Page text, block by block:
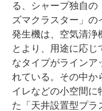
る、シャープ独自の
ズマクラスター」の
発生機は、空気清浄
とより、用途に応じ
なタイプがラインア
れている。その中か
イレなどの小空間に
た「天井設置型プラ